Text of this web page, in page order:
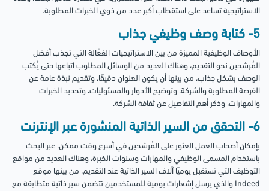
الاستراتيجية تساعد على استقطاب أكبر عدد من ذوي الخبرات المطلوبة.
5- كتابة وصف وظيفي جذاب
الأوصاف الوظيفية المميزة من بين الاستراتيجيات الفعّالة التي تجذب أفضل
المُرشحين نحو التقديم، وهناك العديد من الوسائل المطلوب اتباعها حتى يُكتب
الوصف بشكل جذاب، من بينها أن يكون العنوان دقيقًا، وتقديم نبذة عامة عن
الفرصة المطلوبة والشركة، وتوضيح الأدوار والمسئوليات، وتحديد الخبرات
والمهارات، وذكر أهم التفاصيل عن ثقافة الشركة.
6- التحقق من السير الذاتية المنشورة عبر الإنترنت
بإمكان أصحاب العمل العثور على المُرشحين في أسرع وقت ممكن، عبر البحث
باستخدام المسمى الوظيفي والمهارات وسنوات الخبرة، وهناك العديد من مواقع
التوظيف التي تستقبل يوميًا آلاف السير الذاتية عند التقديم، من بينها موقع
Indeed والذي يرسل إشعارات يومية للمستخدمين تتضمن سير ذاتية متطابقة مع